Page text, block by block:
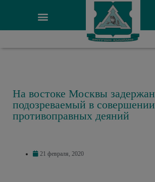
На востоке Москвы задержан
подозреваемый в совершении
противоправных деяний
21 февраля, 2020